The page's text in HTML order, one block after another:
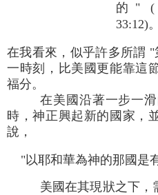
的" (
33:12)。
在我看來，似乎許多所謂
一時刻，比美國更能靠這
福分。
在美國沿著一步一
時，神正興起新的國家，
說，
"以耶和華為神的那國是
美國在其現狀之下，